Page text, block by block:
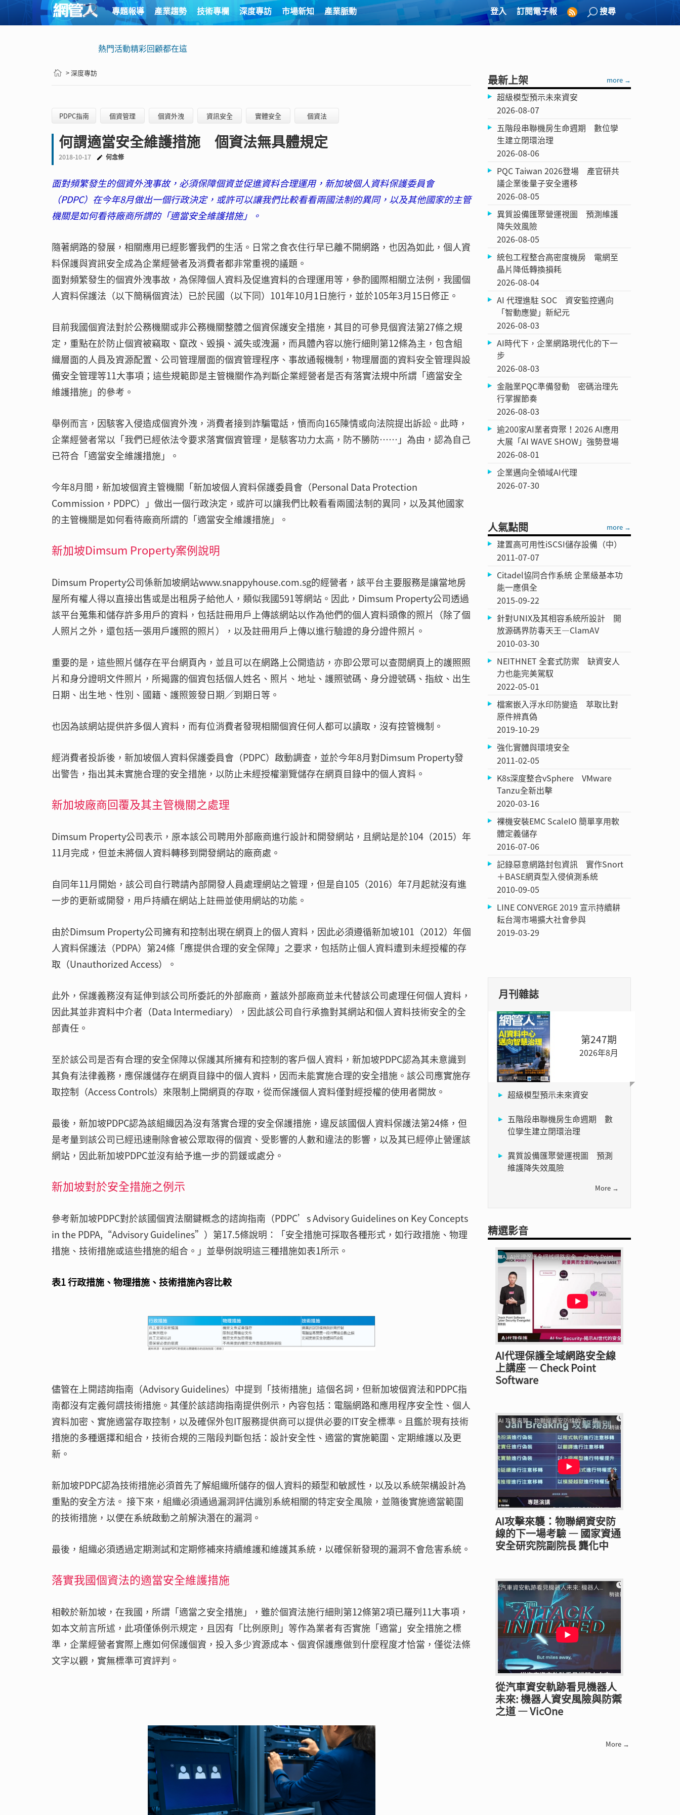
專題報導 產業趨勢 技術專欄 深度專訪 市場新知 產業脈動 登入 訂閱電子報 搜尋
熱門活動精彩回顧都在這
> 深度專訪
PDPC指南 個資管理 個資外洩 資訊安全 實體安全 個資法
何謂適當安全維護措施 個資法無具體規定
2018-10-17 何念修
面對頻繁發生的個資外洩事故，必須保障個資並促進資料合理運用，新加坡個人資料保護委員會
（PDPC）在今年8月做出一個行政決定，或許可以讓我們比較看看兩國法制的異同，以及其他國家的主管
機關是如何看待廠商所謂的「適當安全維護措施」。
隨著網路的發展，相關應用已經影響我們的生活。日常之食衣住行早已離不開網路，也因為如此，個人資
料保護與資訊安全成為企業經營者及消費者都非常重視的議題。
面對頻繁發生的個資外洩事故，為保障個人資料及促進資料的合理運用等，參酌國際相關立法例，我國個
人資料保護法（以下簡稱個資法）已於民國（以下同）101年10月1日施行，並於105年3月15日修正。
目前我國個資法對於公務機關或非公務機關整體之個資保護安全措施，其目的可參見個資法第27條之規
定，重點在於防止個資被竊取、竄改、毀損、滅失或洩漏，而具體內容以施行細則第12條為主，包含組
織層面的人員及資源配置、公司管理層面的個資管理程序、事故通報機制，物理層面的資料安全管理與設
備安全管理等11大事項；這些規範即是主管機關作為判斷企業經營者是否有落實法規中所謂「適當安全
維護措施」的參考。
舉例而言，因駭客入侵造成個資外洩，消費者接到詐騙電話，憤而向165陳情或向法院提出訴訟。此時，
企業經營者常以「我們已經依法令要求落實個資管理，是駭客功力太高，防不勝防……」為由，認為自己
已符合「適當安全維護措施」。
今年8月間，新加坡個資主管機關「新加坡個人資料保護委員會（Personal Data Protection
Commission，PDPC）」做出一個行政決定，或許可以讓我們比較看看兩國法制的異同，以及其他國家
的主管機關是如何看待廠商所謂的「適當安全維護措施」。
新加坡Dimsum Property案例說明
Dimsum Property公司係新加坡網站www.snappyhouse.com.sg的經營者，該平台主要服務是讓當地房
屋所有權人得以直接出售或是出租房子給他人，類似我國591等網站。因此，Dimsum Property公司透過
該平台蒐集和儲存許多用戶的資料，包括註冊用戶上傳該網站以作為他們的個人資料頭像的照片（除了個
人照片之外，還包括一張用戶護照的照片），以及註冊用戶上傳以進行驗證的身分證件照片。
重要的是，這些照片儲存在平台網頁內，並且可以在網路上公開造訪，亦即公眾可以查閱網頁上的護照照
片和身分證明文件照片，所揭露的個資包括個人姓名、照片、地址、護照號碼、身分證號碼、指紋、出生
日期、出生地、性別、國籍、護照簽發日期╱到期日等。
也因為該網站提供許多個人資料，而有位消費者發現相關個資任何人都可以讀取，沒有控管機制。
經消費者投訴後，新加坡個人資料保護委員會（PDPC）啟動調查，並於今年8月對Dimsum Property發
出警告，指出其未實施合理的安全措施，以防止未經授權瀏覽儲存在網頁目錄中的個人資料。
新加坡廠商回覆及其主管機關之處理
Dimsum Property公司表示，原本該公司聘用外部廠商進行設計和開發網站，且網站是於104（2015）年
11月完成，但並未將個人資料轉移到開發網站的廠商處。
自同年11月開始，該公司自行聘請內部開發人員處理網站之管理，但是自105（2016）年7月起就沒有進
一步的更新或開發，用戶持續在網站上註冊並使用網站的功能。
由於Dimsum Property公司擁有和控制出現在網頁上的個人資料，因此必須遵循新加坡101（2012）年個
人資料保護法（PDPA）第24條「應提供合理的安全保障」之要求，包括防止個人資料遭到未經授權的存
取（Unauthorized Access）。
此外，保護義務沒有延伸到該公司所委託的外部廠商，蓋該外部廠商並未代替該公司處理任何個人資料，
因此其並非資料中介者（Data Intermediary），因此該公司自行承擔對其網站和個人資料技術安全的全
部責任。
至於該公司是否有合理的安全保障以保護其所擁有和控制的客戶個人資料，新加坡PDPC認為其未意識到
其負有法律義務，應保護儲存在網頁目錄中的個人資料，因而未能實施合理的安全措施。該公司應實施存
取控制（Access Controls）來限制上開網頁的存取，從而保護個人資料僅對經授權的使用者開放。
最後，新加坡PDPC認為該組織因為沒有落實合理的安全保護措施，違反該國個人資料保護法第24條，但
是考量到該公司已經迅速刪除會被公眾取得的個資、受影響的人數和違法的影響，以及其已經停止營運該
網站，因此新加坡PDPC並沒有給予進一步的罰鍰或處分。
新加坡對於安全措施之例示
參考新加坡PDPC對於該國個資法關鍵概念的諮詢指南（PDPC’s Advisory Guidelines on Key Concepts
in the PDPA,“Advisory Guidelines”）第17.5條說明：「安全措施可採取各種形式，如行政措施、物理
措施、技術措施或這些措施的組合。」並舉例說明這三種措施如表1所示。
表1 行政措施、物理措施、技術措施內容比較
儘管在上開諮詢指南（Advisory Guidelines）中提到「技術措施」這個名詞，但新加坡個資法和PDPC指
南都沒有定義何謂技術措施。其僅於該諮詢指南提供例示，內容包括：電腦網路和應用程序安全性、個人
資料加密、實施適當存取控制，以及確保外包IT服務提供商可以提供必要的IT安全標準。且鑑於現有技術
措施的多種選擇和組合，技術合規的三階段判斷包括：設計安全性、適當的實施範圍、定期維護以及更
新。
新加坡PDPC認為技術措施必須首先了解組織所儲存的個人資料的類型和敏感性，以及以系統架構設計為
重點的安全方法。 接下來，組織必須通過漏洞評估識別系統相關的特定安全風險，並隨後實施適當範圍
的技術措施，以便在系統啟動之前解決潛在的漏洞。
最後，組織必須透過定期測試和定期修補來持續維護和維護其系統，以確保新發現的漏洞不會危害系統。
落實我國個資法的適當安全維護措施
相較於新加坡，在我國，所謂「適當之安全措施」，雖於個資法施行細則第12條第2項已羅列11大事項，
如本文前言所述，此項僅係例示規定，且因有「比例原則」等作為業者有否實施「適當」安全措施之標
準，企業經營者實際上應如何保護個資，投入多少資源成本、個資保護應做到什麼程度才恰當，僅從法條
文字以觀，實無標準可資評判。
最新上架 more →
超級模型預示未來資安
2026-08-07
五階段串聯機房生命週期 數位孿
生建立閉環治理
2026-08-06
PQC Taiwan 2026登場 產官研共
議企業後量子安全遷移
2026-08-05
異質設備匯聚營運視圖 預測維護
降失效風險
2026-08-05
統包工程整合高密度機房 電網至
晶片降低轉換損耗
2026-08-04
AI 代理進駐 SOC 資安監控邁向
「智動應變」新紀元
2026-08-03
AI時代下，企業網路現代化的下一
步
2026-08-03
金融業PQC準備發動 密碼治理先
行掌握節奏
2026-08-03
逾200家AI業者齊聚！2026 AI應用
大展「AI WAVE SHOW」強勢登場
2026-08-01
企業邁向全領域AI代理
2026-07-30
人氣點閱 more →
建置高可用性iSCSI儲存設備（中）
2011-07-07
Citadel協同合作系統 企業級基本功
能一應俱全
2015-09-22
針對UNIX及其相容系統所設計 開
放源碼界防毒天王—ClamAV
2010-03-30
NEITHNET 全套式防禦 缺資安人
力也能完美駕馭
2022-05-01
檔案嵌入浮水印防變造 萃取比對
原件辨真偽
2019-10-29
強化實體與環境安全
2011-02-05
K8s深度整合vSphere VMware
Tanzu全新出擊
2020-03-16
裸機安裝EMC ScaleIO 簡單享用軟
體定義儲存
2016-07-06
記錄惡意網路封包資訊 實作Snort
＋BASE網頁型入侵偵測系統
2010-09-05
LINE CONVERGE 2019 宣示持續耕
耘台灣市場擴大社會參與
2019-03-29
月刊雜誌
第247期
2026年8月
超級模型預示未來資安
五階段串聯機房生命週期 數
位孿生建立閉環治理
異質設備匯聚營運視圖 預測
維護降失效風險
More →
精選影音
AI代理保護全域網路安全線
上講座 — Check Point
Software
AI攻擊來襲：物聯網資安防
線的下一場考驗 — 國家資通
安全研究院副院長 龔化中
從汽車資安軌跡看見機器人
未來: 機器人資安風險與防禦
之道 — VicOne
More →